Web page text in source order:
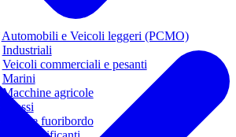
Automobili e Veicoli leggeri (PCMO)
Industriali
Veicoli commerciali e pesanti
Marini
Macchine agricole
Grassi
Moto e fuoribordo